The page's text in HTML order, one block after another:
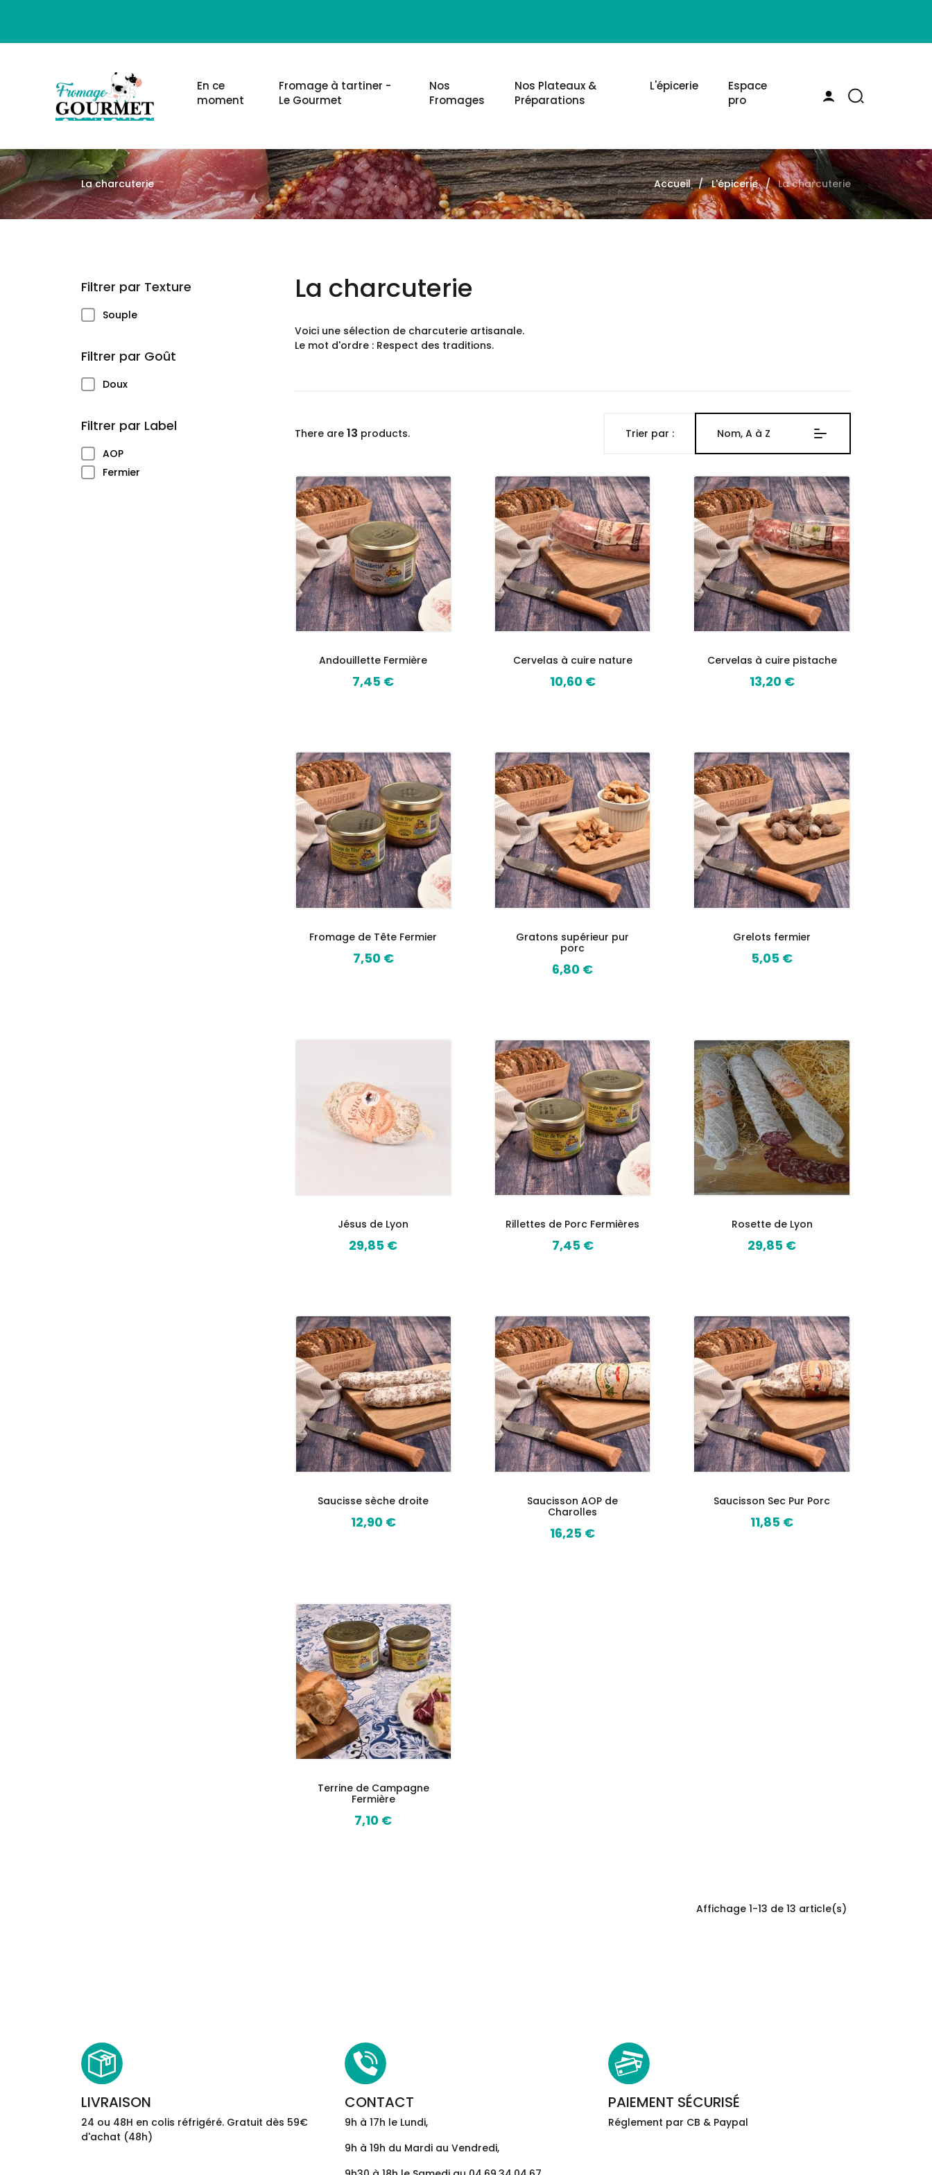
En ce
moment
Fromage à tartiner -
Le Gourmet
Nos
Fromages
Nos Plateaux &
Préparations
L'épicerie
Espace
pro
La charcuterie Accueil L'épicerie La charcuterie
Filtrer par Texture
Souple
Filtrer par Goût
Doux
Filtrer par Label
AOP
Fermier
La charcuterie
Voici une sélection de charcuterie artisanale.
Le mot d'ordre : Respect des traditions.
There are 13 products. Trier par : Nom, A à Z
Andouillette Fermière
Prix
7,45 €
Cervelas à cuire nature
Prix
10,60 €
Cervelas à cuire pistache
Prix
13,20 €
Fromage de Tête Fermier
Prix
7,50 €
Gratons supérieur pur
porc
Prix
6,80 €
Grelots fermier
Prix
5,05 €
Jésus de Lyon
Prix
29,85 €
Rillettes de Porc Fermières
Prix
7,45 €
Rosette de Lyon
Prix
29,85 €
Saucisse sèche droite
Prix
12,90 €
Saucisson AOP de
Charolles
Prix
16,25 €
Saucisson Sec Pur Porc
Prix
11,85 €
Terrine de Campagne
Fermière
Prix
7,10 €
Affichage 1-13 de 13 article(s)
LIVRAISON
24 ou 48H en colis réfrigéré. Gratuit dès 59€
d'achat (48h)
CONTACT
9h à 17h le Lundi,
9h à 19h du Mardi au Vendredi,
PAIEMENT SÉCURISÉ
Réglement par CB & Paypal